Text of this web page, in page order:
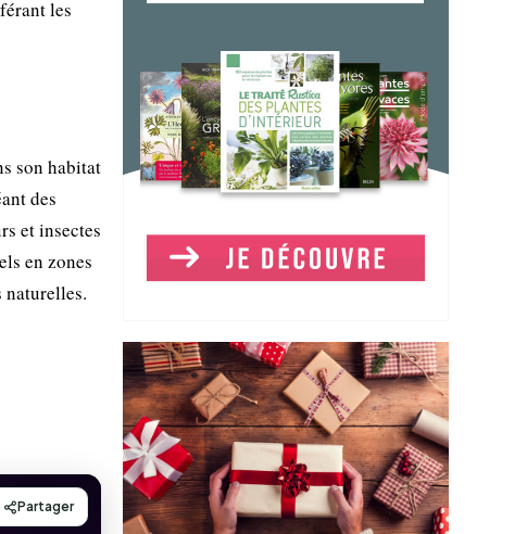
les
son habitat
des
et insectes
en zones
naturelles.